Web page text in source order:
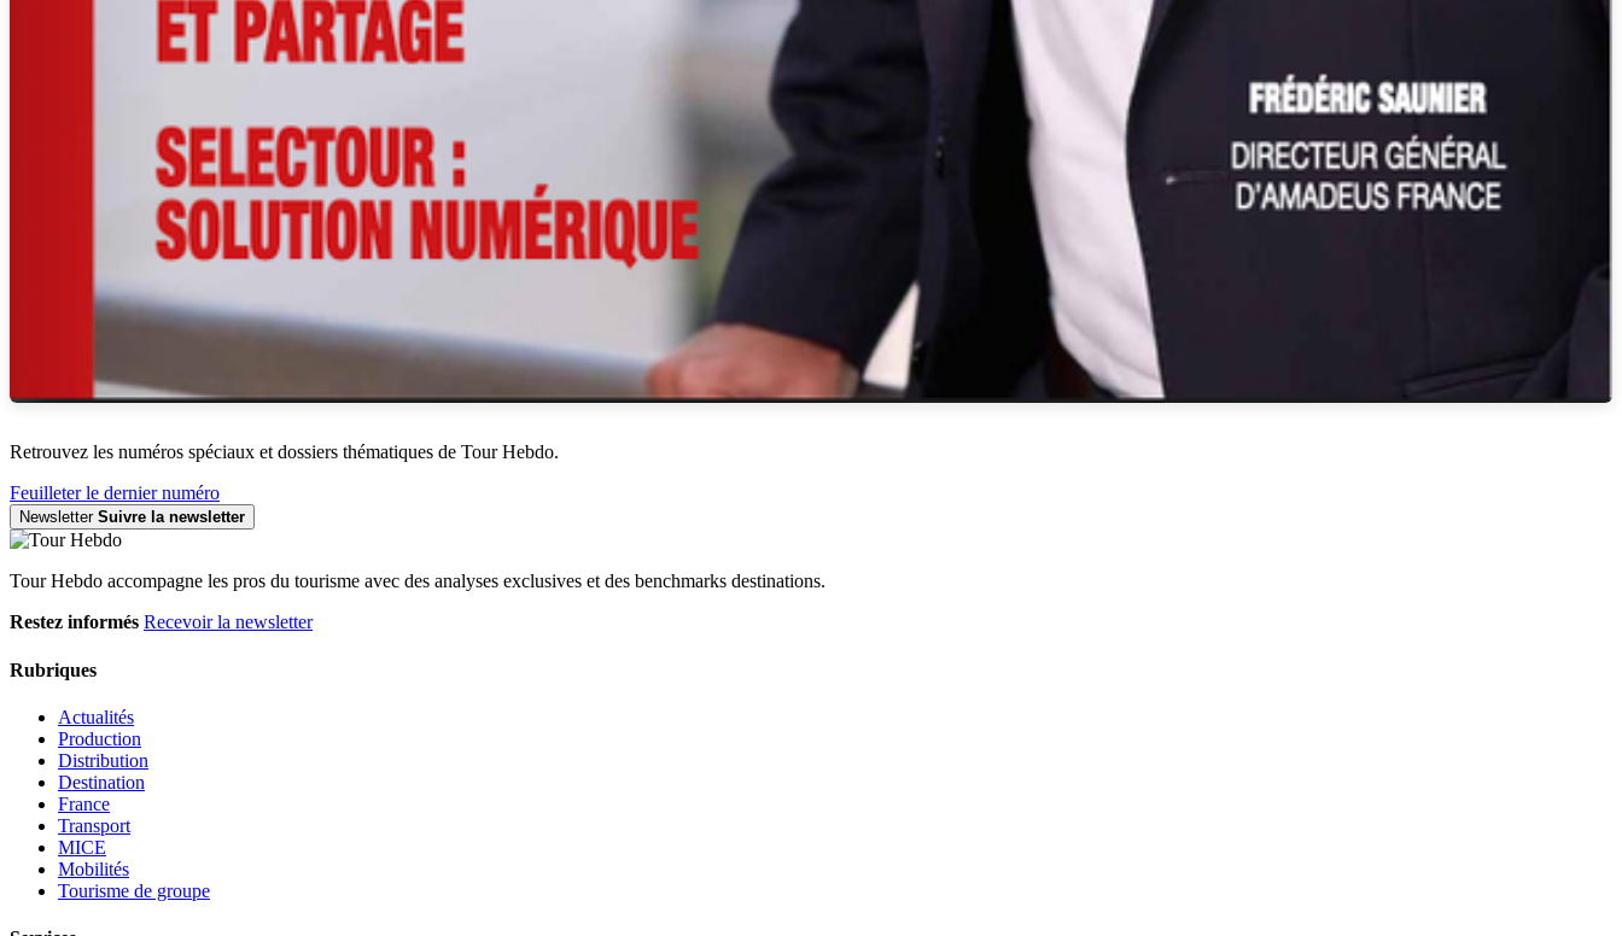
Retrouvez les numéros spéciaux et dossiers thématiques de Tour Hebdo.
Feuilleter le dernier numéro
Newsletter Suivre la newsletter
Tour Hebdo accompagne les pros du tourisme avec des analyses exclusives et des benchmarks destinations.
Restez informés Recevoir la newsletter
Rubriques
Actualités
Production
Distribution
Destination
France
Transport
MICE
Mobilités
Tourisme de groupe